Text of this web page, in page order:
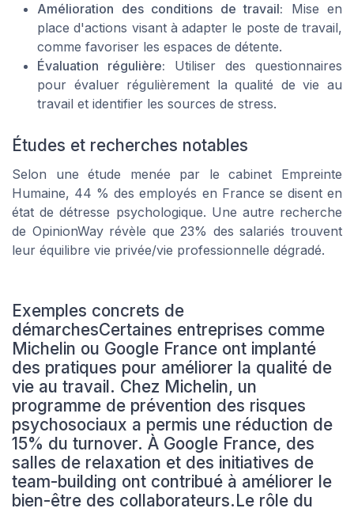
Amélioration des conditions de travail: Mise en
place d'actions visant à adapter le poste de travail,
comme favoriser les espaces de détente.
Évaluation régulière: Utiliser des questionnaires
pour évaluer régulièrement la qualité de vie au
travail et identifier les sources de stress.
Études et recherches notables
Selon une étude menée par le cabinet Empreinte
Humaine, 44 % des employés en France se disent en
état de détresse psychologique. Une autre recherche
de OpinionWay révèle que 23% des salariés trouvent
leur équilibre vie privée/vie professionnelle dégradé.
Exemples concrets de
démarchesCertaines entreprises comme
Michelin ou Google France ont implanté
des pratiques pour améliorer la qualité de
vie au travail. Chez Michelin, un
programme de prévention des risques
psychosociaux a permis une réduction de
15% du turnover. À Google France, des
salles de relaxation et des initiatives de
team-building ont contribué à améliorer le
bien-être des collaborateurs.Le rôle du